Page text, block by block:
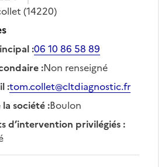
(14220)
:06 10 86 58 89
:Non renseigné
:tom.collet@cltdiagnostic.fr
société:Boulon
d’intervention privilégiés: